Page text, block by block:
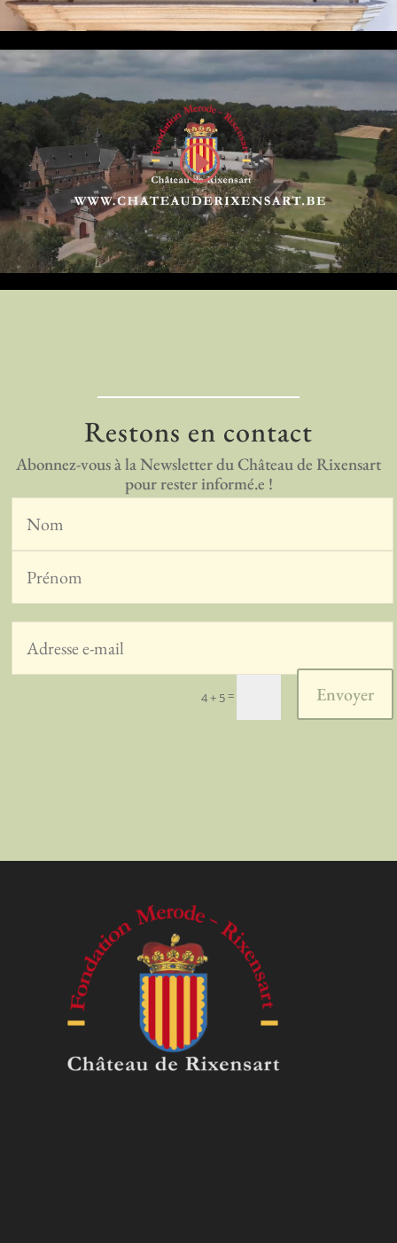
Restons en contact
Abonnez-vous à la Newsletter du Château de Rixensart
pour rester informé.e !
4 + 5= Envoyer